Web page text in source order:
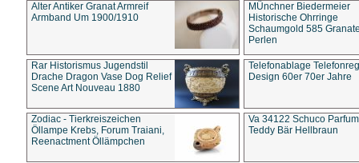
Alter Antiker Granat Armreif
Armband Um 1900/1910
MÜnchner Biedermeier
Historische Ohrringe
Schaumgold 585
Perlen
Rar Historismus Jugendstil
Drache Dragon Vase Dog Relief
Scene Art Nouveau 1880
Telefonablage
Design 60er 70er Jahre
Zodiac - Tierkreiszeichen
Öllampe Krebs, Forum Traiani,
Reenactment Öllämpchen
Va 34122 Schuco
Teddy Bär Hellbraun